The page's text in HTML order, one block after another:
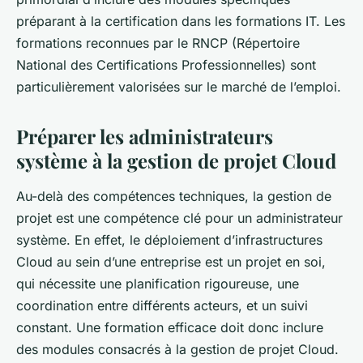
préparant à la certification dans les formations IT. Les
formations reconnues par le RNCP (Répertoire
National des Certifications Professionnelles) sont
particulièrement valorisées sur le marché de l’emploi.
Préparer les administrateurs
système à la gestion de projet Cloud
Au-delà des compétences techniques, la gestion de
projet est une compétence clé pour un administrateur
système. En effet, le déploiement d’infrastructures
Cloud au sein d’une entreprise est un projet en soi,
qui nécessite une planification rigoureuse, une
coordination entre différents acteurs, et un suivi
constant. Une formation efficace doit donc inclure
des modules consacrés à la gestion de projet Cloud.